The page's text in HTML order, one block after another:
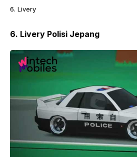
6. Livery
6. Livery Polisi Jepang